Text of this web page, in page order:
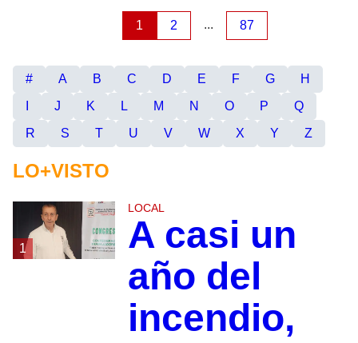
1 2 ... 87
# A B C D E F G
H
J K L M N O P
Q
R
S T U V W X Y Z
LO+VISTO
1
LOCAL
A casi un
año del
incendio,